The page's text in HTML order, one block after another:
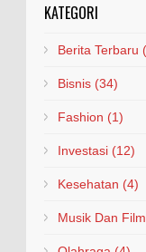
KATEGORI
Berita Terbaru
Bisnis (34)
Fashion (1)
Investasi (12)
Kesehatan (4)
Musik Dan Film